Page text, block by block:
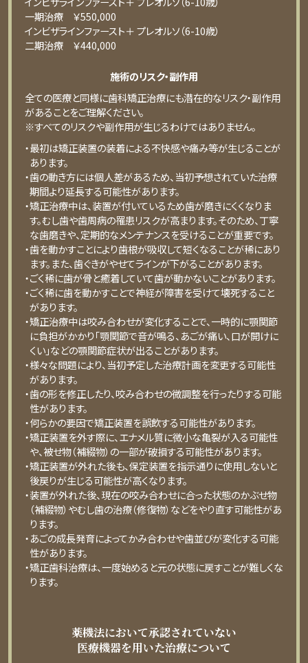
⼀期治療 ￥550,000
インビザラインファースト＋ プレオルソ（6-10歳）
⼆期治療 ￥440,000
施術のリスク・副作用
全ての医療と同様に歯科矯正治療にも潜在的なリスク・副作用
があることをご理解ください。
※すべてのリスクや副作用が生じるわけではありません。
・最初は矯正装置の装着による不快感や痛み等が⽣じることが
あります。
・⻭の動き⽅には個⼈差があるため、当初予想されていた治療
期間より延⻑する可能性があります。
・矯正治療中は、装置が付いているため⻭が磨きにくくなりま
す。むし⻭や⻭周病の罹患リスクが⾼まります。そのため、丁寧
な⻭磨きや、定期的なメンテナンスを受けることが重要です。
・⻭を動かすことにより⻭根が吸収して短くなることが稀にあり
ます。また、⻭ぐきがやせてラインが下がることがあります。
・ごく稀に⻭が⾻と癒着していて⻭が動かないことがあります。
・ごく稀に⻭を動かすことで神経が障害を受けて壊死すること
があります。
・矯正治療中は咬み合わせが変化することで、⼀時的に顎関節
に負担がかかり「顎関節で⾳が鳴る、あごが痛い、⼝が開けに
くい」などの顎関節症状が出ることがあります。
・様々な問題により、当初予定した治療計画を変更する可能性
があります。
・⻭の形を修正したり、咬み合わせの微調整を⾏ったりする可能
性があります。
・何らかの要因で矯正装置を誤飲する可能性があります。
・矯正装置を外す際に、エナメル質に微⼩な⻲裂が⼊る可能性
や、被せ物（補綴物）の⼀部が破損する可能性があります。
・矯正装置が外れた後も、保定装置を指⽰通りに使⽤しないと
後戻りが⽣じる可能性が⾼くなります。
・装置が外れた後、現在の咬み合わせに合った状態のかぶせ物
（補綴物）やむし⻭の治療（修復物）などをやり直す可能性があ
ります。
・あごの成⻑発育によってかみ合わせや⻭並びが変化する可能
性があります。
・矯正⻭科治療は、⼀度始めると元の状態に戻すことが難しくな
ります。
薬機法において承認されていない
医療機器を用いた治療について